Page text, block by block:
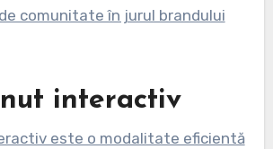
comunitate în jurul brandului
interactiv
este o modalitate eficientă